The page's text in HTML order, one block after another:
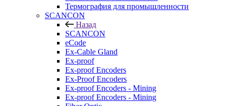
Термография для промышленности
SCANCON
Назад
SCANCON
eCode
Ex-Cable Gland
Ex-proof
Ex-proof Encoders
Ex-Proof Encoders
Ex-proof Encoders - Mining
Ex-proof Encoders - Mining